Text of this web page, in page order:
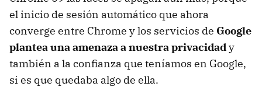
el inicio de sesión automático que ahora
converge entre Chrome y los servicios de Google
plantea una amenaza a nuestra privacidady
también a la confianza que teníamos en Google,
si es que quedaba algo de ella.